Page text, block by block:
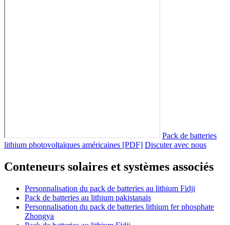
Pack de batteries
lithium photovoltaïques américaines [PDF] Discuter avec nous
Conteneurs solaires et systèmes associés
Personnalisation du pack de batteries au lithium Fidji
Pack de batteries au lithium pakistanais
Personnalisation du pack de batteries lithium fer phosphate
Zhongya